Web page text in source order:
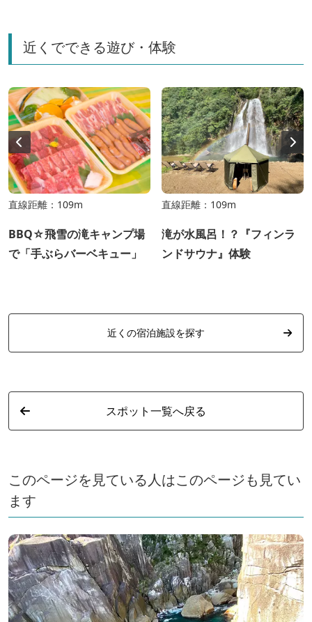
近くでできる遊び・体験
直線距離：109m
BBQ☆飛雪の滝キャンプ場
で「手ぶらバーベキュー」
直線距離：109m
滝が水風呂！？『フィンラ
ンドサウナ』体験
近くの宿泊施設を探す
スポット一覧へ戻る
このページを見ている人はこのページも見てい
ます